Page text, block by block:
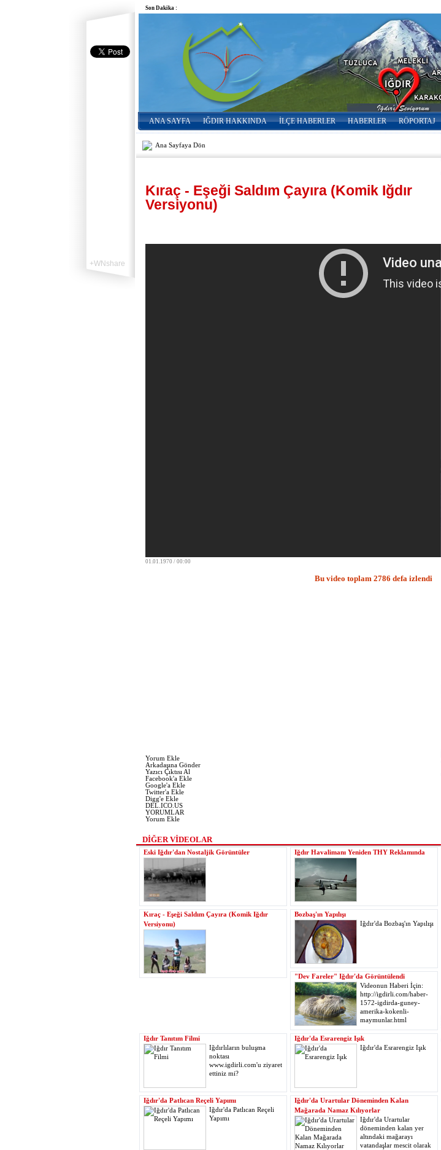
+WNshare
Son Dakika :
ANA SAYFA IĞDIR HAKKINDA İLÇE HABERLER HABERLER RÖPORTAJ
Ana Sayfaya Dön
Kıraç - Eşeği Saldım Çayıra (Komik Iğdır
Versiyonu)
01.01.1970 / 00:00
Bu video toplam 2786 defa izlendi
Yorum Ekle
Arkadaşına Gönder
Yazıcı Çıktısı Al
Facebook'a Ekle
Google'a Ekle
Twitter'a Ekle
Digg'e Ekle
DEL.ICO.US
YORUMLAR
Yorum Ekle
DİĞER VİDEOLAR
Eski Iğdır'dan Nostaljik Görüntüler Iğdır Havalimanı Yeniden THY Reklamında
Kıraç - Eşeği Saldım Çayıra (Komik Iğdır
Versiyonu)
Bozbaş'ın Yapılışı
Iğdır'da Bozbaş'ın Yapılışı
"Dev Fareler" Iğdır'da Görüntülendi
Videonun Haberi İçin:
http://igdirli.com/haber-
1572-igdirda-guney-
amerika-kokenli-
maymunlar.html
Iğdır Tanıtım Filmi
Iğdırlıların buluşma
noktası
www.igdirli.com'u ziyaret
ettiniz mi?
Iğdır'da Esrarengiz Işık
Iğdır'da Esrarengiz Işık
Iğdır'da Patlıcan Reçeli Yapımı
Iğdır'da Patlıcan Reçeli
Yapımı
Iğdır'da Urartular Döneminden Kalan
Mağarada Namaz Kılıyorlar
Iğdır'da Urartular
döneminden kalan yer
altındaki mağarayı
vatandaşlar mescit olarak